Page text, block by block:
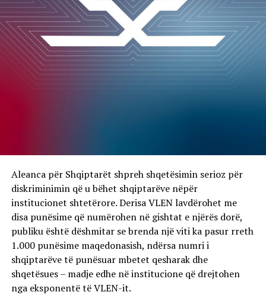
Aleanca për Shqiptarët shpreh shqetësimin serioz për
diskriminimin që u bëhet shqiptarëve nëpër
institucionet shtetërore. Derisa VLEN lavdërohet me
disa punësime që numërohen në gishtat e njërës dorë,
publiku është dëshmitar se brenda një viti ka pasur rreth
1.000 punësime maqedonasish, ndërsa numri i
shqiptarëve të punësuar mbetet qesharak dhe
shqetësues – madje edhe në institucione që drejtohen
nga eksponentë të VLEN-it.